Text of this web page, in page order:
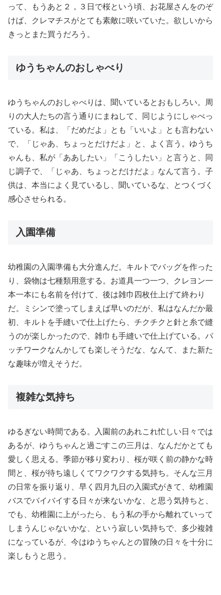
って、もうあと２，３日で桜という頃、お花屋さんをのぞ
けば、クレマチスがとても素敵に咲いていた。欲しいから
きっとまた買うだろう。
ゆうちゃんのおしゃべり
ゆうちゃんのおしゃべりは、聞いているとおもしろい。周
りの大人たちの言う通りにまねして、同じようにしゃべっ
ている。私は、「だめだよ」とも「いいよ」とも言わない
で、「じゃあ、ちょっとだけだよ」と、よく言う。ゆうち
ゃんも、私が「ああしたい」「こうしたい」と言うと、同
じ調子で、「じゃあ、ちょっとだけだよ」なんて言う。子
供は、本当によく見ているし、聞いているな、とつくづく
感心させられる。
入園準備
幼稚園の入園準備も大分進んだ。キルトでバッグを作った
り、袋物は七種類用意する。お道具一つ一つ、クレヨン一
本一本にも名前を付けて、後は雑巾四枚仕上げて終わり
だ。ミシンで塗ってしまえば早いのだが、私はなんだか最
初、キルトを手縫いで仕上げたら、チクチクと針と糸で縫
うのが楽しかったので、雑巾も手縫いで仕上げている。パ
ッチワークなんかしても楽しそうだな、なんて、また新た
な趣味が増えそうだ。
複雑な気持ち
ゆるぎない時間である。入園前のあれこれ忙しい日々では
あるが、ゆうちゃんと過ごすこの三月は、なんだかとても
愛しく思える。季節が移り変わり、桜が咲く前の静かな時
間と、桜が待ち遠しくてワクワクする気持ち。そんな三月
の日常を振り返り、早く四月九日の入園式がきて、幼稚園
バスでバイバイする日々が来ないかな、と思う気持ちと、
でも、幼稚園に上がったら、もう私の手から離れていって
しまうんじゃないかな、という寂しい気持ちで、多少複雑
になっているが、今はゆうちゃんとの冒険の日々を十分に
楽しもうと思う。